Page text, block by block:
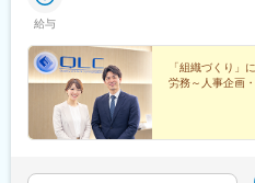
給与
「組織づくり」
労務～人事企画